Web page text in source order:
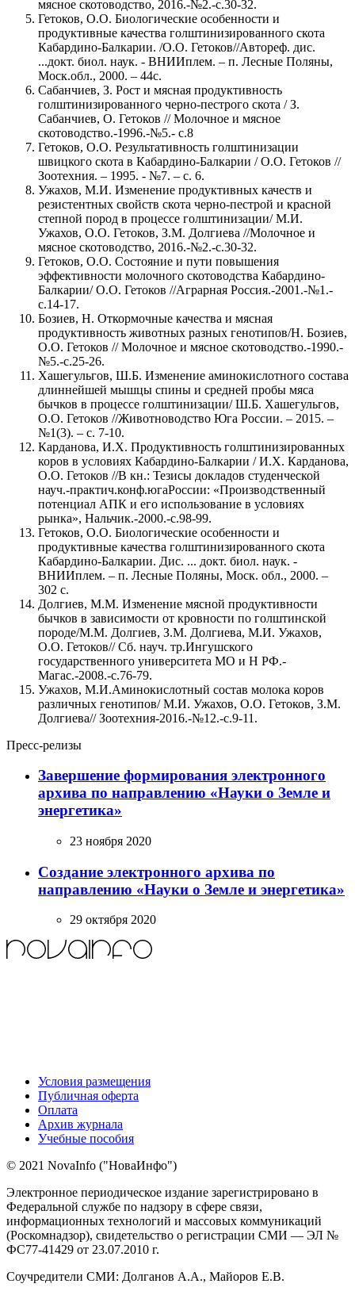
мясное скотоводство, 2016.-№2.-с.30-32.
Гетоков, О.О. Биологические особенности и
продуктивные качества голштинизированного скота
Кабардино-Балкарии. /О.О. Гетоков//Автореф. дис.
...докт. биол. наук. - ВНИИплем. – п. Лесные Поляны,
Моск.обл., 2000. – 44с.
Сабанчиев, З. Рост и мясная продуктивность
голштинизированного черно-пестрого скота / З.
Сабанчиев, О. Гетоков // Молочное и мясное
скотоводство.-1996.-№5.- с.8
Гетоков, О.О. Результативность голштинизации
швицкого скота в Кабардино-Балкарии / О.О. Гетоков //
Зоотехния. – 1995. - №7. – с. 6.
Ужахов, М.И. Изменение продуктивных качеств и
резистентных свойств скота черно-пестрой и красной
степной пород в процессе голштинизации/ М.И.
Ужахов, О.О. Гетоков, З.М. Долгиева //Молочное и
мясное скотоводство, 2016.-№2.-с.30-32.
Гетоков, О.О. Состояние и пути повышения
эффективности молочного скотоводства Кабардино-
Балкарии/ О.О. Гетоков //Аграрная Россия.-2001.-№1.-
с.14-17.
Бозиев, Н. Откормочные качества и мясная
продуктивность животных разных генотипов/Н. Бозиев,
О.О. Гетоков // Молочное и мясное скотоводство.-1990.-
№5.-с.25-26.
Хашегульгов, Ш.Б. Изменение аминокислотного состава
длиннейшей мышцы спины и средней пробы мяса
бычков в процессе голштинизации/ Ш.Б. Хашегульгов,
О.О. Гетоков //Животноводство Юга России. – 2015. –
№1(3). – с. 7-10.
Карданова, И.Х. Продуктивность голштинизированных
коров в условиях Кабардино-Балкарии / И.Х. Карданова,
О.О. Гетоков //В кн.: Тезисы докладов студенческой
науч.-практич.конф.югаРоссии: «Производственный
потенциал АПК и его использование в условиях
рынка», Нальчик.-2000.-с.98-99.
Гетоков, О.О. Биологические особенности и
продуктивные качества голштинизированного скота
Кабардино-Балкарии. Дис. ... докт. биол. наук. -
ВНИИплем. – п. Лесные Поляны, Моск. обл., 2000. –
302 с.
Долгиев, М.М. Изменение мясной продуктивности
бычков в зависимости от кровности по голштинской
породе/М.М. Долгиев, З.М. Долгиева, М.И. Ужахов,
О.О. Гетоков// Сб. науч. тр.Ингушского
государственного университета МО и Н РФ.-
Магас.-2008.-с.76-79.
Ужахов, М.И.Аминокислотный состав молока коров
различных генотипов/ М.И. Ужахов, О.О. Гетоков, З.М.
Долгиева// Зоотехния-2016.-№12.-с.9-11.
Пресс-релизы
Завершение формирования электронного
архива по направлению «Науки о Земле и
энергетика»
23 ноября 2020
Создание электронного архива по
направлению «Науки о Земле и энергетика»
29 октября 2020
Условия размещения
Публичная оферта
Оплата
Архив журнала
Учебные пособия
© 2021 NovaInfo ("НоваИнфо")
Электронное периодическое издание зарегистрировано в
Федеральной службе по надзору в сфере связи,
информационных технологий и массовых коммуникаций
(Роскомнадзор), свидетельство о регистрации СМИ — ЭЛ №
ФС77-41429 от 23.07.2010 г.
Соучредители СМИ: Долганов А.А., Майоров Е.В.